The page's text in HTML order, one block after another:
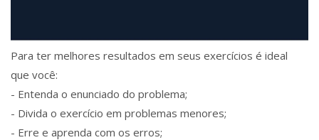
Para ter melhores resultados em seus exercícios é ideal
que você:
- Entenda o enunciado do problema;
- Divida o exercício em problemas menores;
- Erre e aprenda com os erros;